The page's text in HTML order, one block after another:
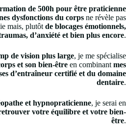
de 500h pour être praticienne
dysfonctions du corps ne révèle pas
mais, plutôt de blocages émotionnels,
d’anxiété et bien plus encore.
de vision plus large, je me spécialise
et son bien-être en combinant mes
d’entraîneur certifié et du domaine
dentaire.
et hypnopraticienne, je serai en
votre équilibre et votre bien-
être.